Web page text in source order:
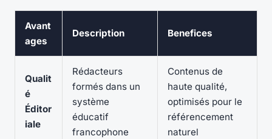
Avant
ages
Description Benefices
Qualit
é
Éditor
iale
Rédacteurs
formés dans un
système
éducatif
francophone
Contenus de
haute qualité,
optimisés pour le
référencement
naturel